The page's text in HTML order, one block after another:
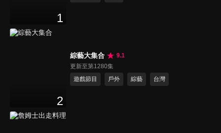
1
2
綜藝大集合
9.1
更新至第1280集
遊戲節目
戶外 綜藝 台灣